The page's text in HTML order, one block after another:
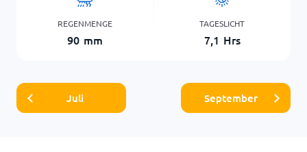
REGENMENGE
90 mm
TAGESLICHT
7,1 Hrs
Juli September